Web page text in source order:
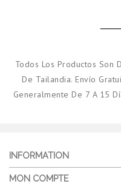
Todos Los Productos Son
De Tailandia. Envío
Generalmente De 7 A 15
INFORMATION
MON COMPTE